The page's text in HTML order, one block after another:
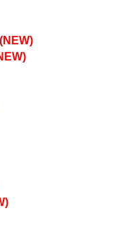
(NEW)